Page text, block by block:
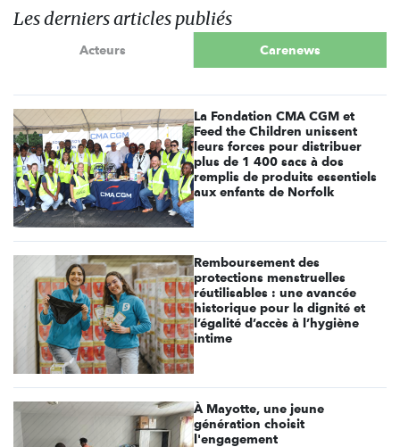
Les derniers articles publiés
Acteurs Carenews
La Fondation CMA CGM et
Feed the Children unissent
leurs forces pour distribuer
plus de 1 400 sacs à dos
remplis de produits essentiels
aux enfants de Norfolk
Remboursement des
protections menstruelles
réutilisables : une avancée
historique pour la dignité et
l’égalité d’accès à l’hygiène
intime
À Mayotte, une jeune
génération choisit
l'engagement